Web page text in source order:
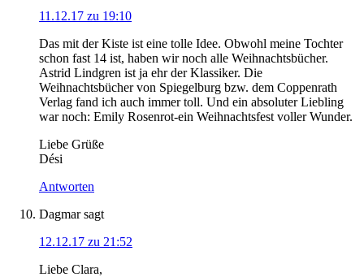
11.12.17 zu 19:10
Das mit der Kiste ist eine tolle Idee. Obwohl meine Tochter
schon fast 14 ist, haben wir noch alle Weihnachtsbücher.
Astrid Lindgren ist ja ehr der Klassiker. Die
Weihnachtsbücher von Spiegelburg bzw. dem Coppenrath
Verlag fand ich auch immer toll. Und ein absoluter Liebling
war noch: Emily Rosenrot-ein Weihnachtsfest voller Wunder.
Liebe Grüße
Dési
Antworten
Dagmar sagt
12.12.17 zu 21:52
Liebe Clara,